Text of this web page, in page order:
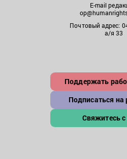
E-mail
Почтовый адрес:
а/я 33
Поддержать
Подписаться на
Свяжитесь